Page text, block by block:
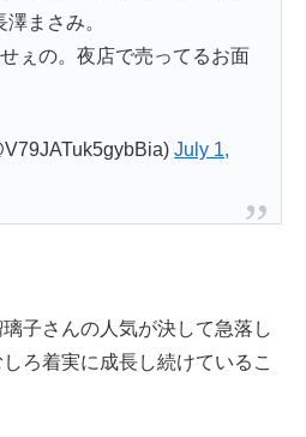
まさみ。
ぇの。夜店で売ってるお面
July 1,
子さんの人気が決して急落し
ろ着実に成長し続けているこ